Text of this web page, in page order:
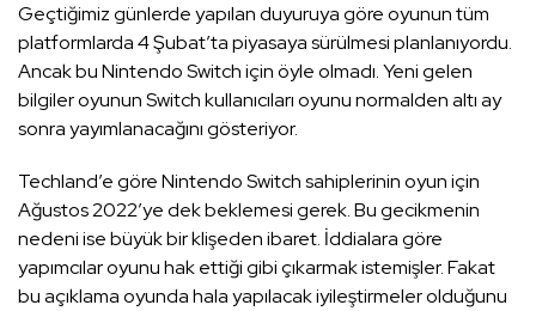
Geçtiğimiz günlerde yapılan duyuruya göre oyunun tüm
platformlarda 4 Şubat’ta piyasaya sürülmesi planlanıyordu.
Ancak bu Nintendo Switch için öyle olmadı. Yeni gelen
bilgiler oyunun Switch kullanıcıları oyunu normalden altı ay
sonra yayımlanacağını gösteriyor.
Techland’e göre Nintendo Switch sahiplerinin oyun için
Ağustos 2022’ye dek beklemesi gerek. Bu gecikmenin
nedeni ise büyük bir klişeden ibaret. İddialara göre
yapımcılar oyunu hak ettiği gibi çıkarmak istemişler. Fakat
bu açıklama oyunda hala yapılacak iyileştirmeler olduğunu